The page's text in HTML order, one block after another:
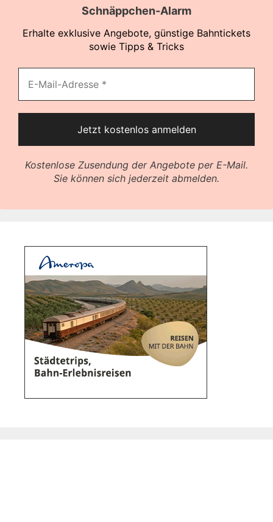
Schnäppchen-Alarm
Erhalte exklusive Angebote, günstige Bahntickets
sowie Tipps & Tricks
Kostenlose Zusendung der Angebote per E-Mail.
Sie können sich jederzeit abmelden.